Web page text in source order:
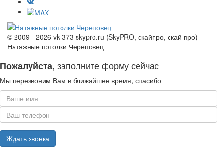
© 2009 - 2026 vk 373 skypro.ru (SkyPRO, скайпро, скай про)
Натяжные потолки Череповец
Пожалуйста, заполните форму сейчас
Мы перезвоним Вам в ближайшее время, спасибо